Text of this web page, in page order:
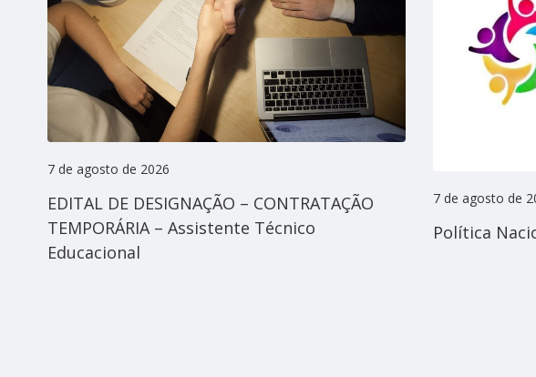
EDITAL DE DESIGNAÇÃO – CONTRATAÇÃO
TEMPORÁRIA – Assistente Técnico
Educacional
7 de agosto de 2026
Política
7 de agosto de